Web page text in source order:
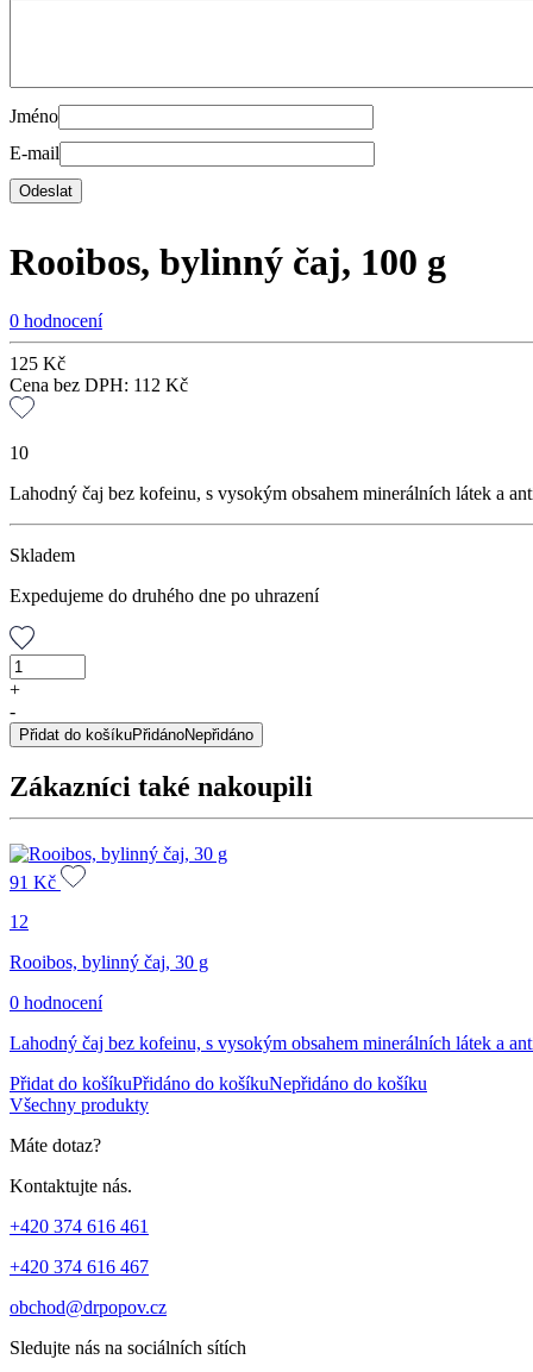
Jméno
E-mail
Rooibos, bylinný čaj, 100 g
0 hodnocení
125 Kč
Cena bez DPH: 112 Kč
10
Lahodný čaj bez kofeinu, s vysokým obsahem minerálních látek a
Skladem
Expedujeme do druhého dne po uhrazení
Rooibos,
bylinný
100
g
množství
+
-
Přidat do košíkuPřidánoNepřidáno
Zákazníci také nakoupili
91 Kč
12
Rooibos, bylinný čaj, 30 g
0 hodnocení
Lahodný čaj bez kofeinu, s vysokým obsahem minerálních látek a
Přidat do košíkuPřidáno do košíkuNepřidáno do košíku
Všechny produkty
Máte dotaz?
Kontaktujte nás.
+420 374 616 461
+420 374 616 467
obchod@drpopov.cz
Sledujte nás na sociálních sítích